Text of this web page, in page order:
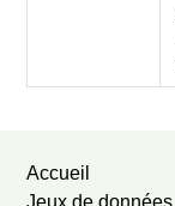
Accueil